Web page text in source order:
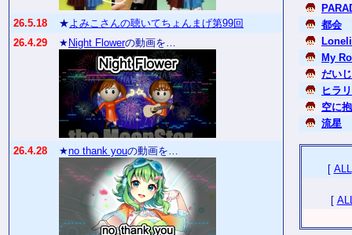
26.5.18 ★よみこさんの聴いてちょんまげ第99回
26.4.29
★ Night Flowerの動画を…
26.4.28 ★no thank youの動画を…
都会
My
だい
ヒラ
空に
流星
[ ALL
[